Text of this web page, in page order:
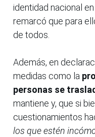
identidad nacional
remarcó que para
de todos.
Además, en
medidas como la
personas se
mantiene y, que si
cuestionamientos
los que estén